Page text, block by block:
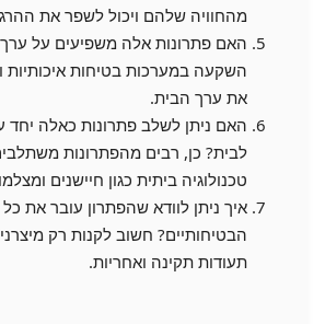
מהחוויה שלהם ויכול לשפר את
האם פתרונות אלה משפיעים על
השקעה במערכות בטיחות איכותיות
את ערך הבית.
האם ניתן לשלב פתרונות כאלה
לבית? כן, רבים מהפתרונות
טכנולוגיה ביתית כגון חיישנים
איך ניתן לוודא שהפתרון עובר את
הבטיחותיים? חשוב לקנות רק
תעודות תקינה ואחריות.